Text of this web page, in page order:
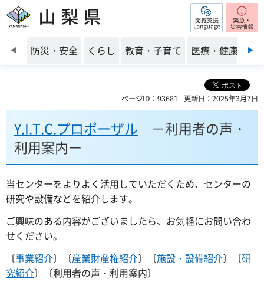
山梨県 閲覧支援
前のスライドを表示
防災・安全 くらし 教育・子育て 医療・健康・福
ページID：93681 更新日：2025年3月7日
Y.I.T.C.プロポーザル －利用者の声・
利用案内ー
当センターをよりよく活用していただくため、センターの
研究や設備などを紹介します。
ご興味のある内容がございましたら、お気軽にお問い合わ
せください。
〔事業紹介〕〔産業財産権紹介〕〔施設・設備紹介〕〔研
究紹介〕〔利用者の声・利用案内〕